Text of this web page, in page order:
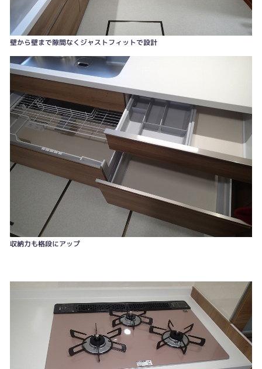
壁から壁まで隙間なくジャストフィットで設計
収納力も格段にアップ